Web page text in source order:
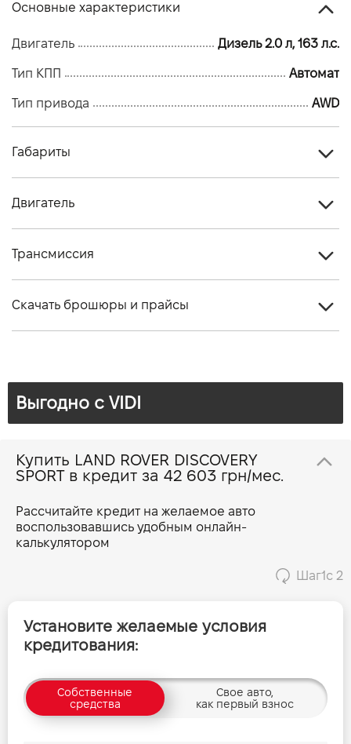
Основные характеристики
Двигатель Дизель 2.0 л, 163 л.с.
Тип КПП Автомат
Тип привода AWD
Габариты
Количество мест, шт
Двигатель
Двигатель 2.0 163PS Дизель AWD (26 MY)
Объем двигателя (см.куб.) 1998
Трансмиссия
Скачать брошюры и прайсы
Прайс Discovery Sport 1.5 PHEV 300 S
Прайс Discovery Sport 2.0 D 163 S
Прайс Discovery Sport 2.0 D 163 HSE
Прайс Discovery Sport 2.0 D 204 S
Выгодно c VIDI
Купить LAND ROVER DISCOVERY
SPORT в кредит за 42 603 грн/мес.
Рассчитайте кредит на желаемое авто
воспользовавшись удобным онлайн-
калькулятором
Шаг1с 2
Установите желаемые условия
кредитования:
Собственные
средства
Свое авто,
как первый взнос